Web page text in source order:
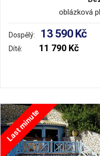
oblázková
Dospělý: 13 590 Kč
Dítě: 11 790 Kč
Last minute